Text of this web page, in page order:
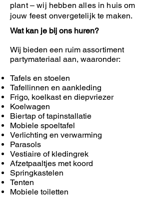
plant – wij hebben alles in huis om
jouw feest onvergetelijk te maken.
Wat kan je bij ons huren?
Wij bieden een ruim assortiment
partymateriaal aan, waaronder:
Tafels en stoelen
Tafellinnen en aankleding
Frigo, koelkast en diepvriezer
Koelwagen
Biertap of tapinstallatie
Mobiele spoeltafel
Verlichting en verwarming
Parasols
Vestiaire of kledingrek
Afzetpaaltjes met koord
Springkastelen
Tenten
Mobiele toiletten